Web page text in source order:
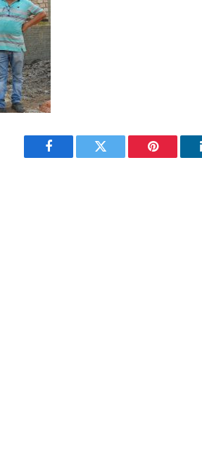
Facebook Twitter Pinterest